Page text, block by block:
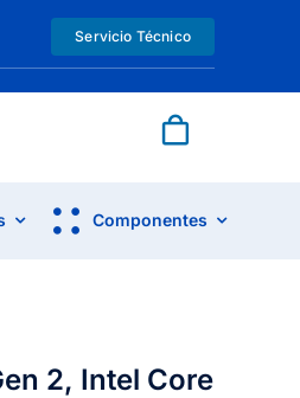
Servicio Técnico
Componentes
2, Intel Core